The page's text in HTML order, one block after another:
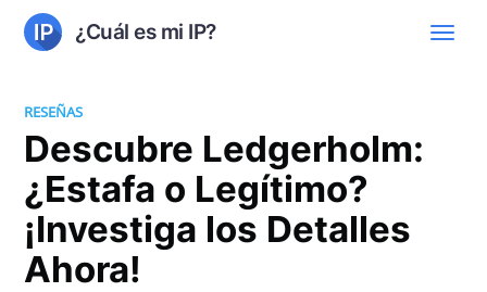
¿Cuál es mi IP?
RESEÑAS
Descubre Ledgerholm:
¿Estafa o Legítimo?
¡Investiga los Detalles
Ahora!